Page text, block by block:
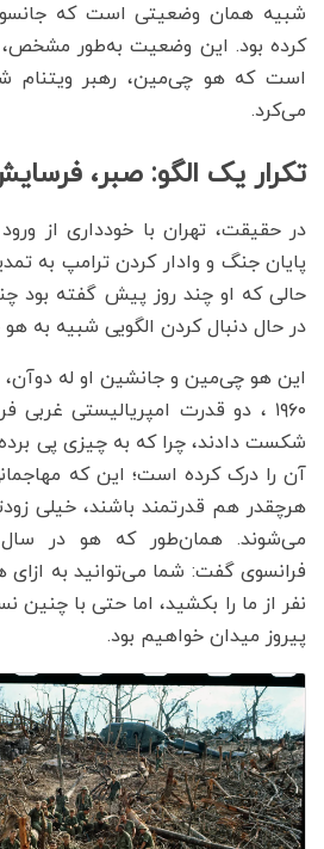
شبیه همان وضعیتی است که
کرده بود. این وضعیت به‌طور مشخص،
است که هو چی‌مین، رهبر ویتنام
می‌کرد.
تکرار یک الگو: صبر،
در حقیقت، تهران با خودداری از
پایان جنگ و وادار کردن ترامپ به
حالی که او چند روز پیش گفته بود
در حال دنبال کردن الگویی شبیه به
این هو چی‌مین و جانشین او له دوآن،
۱۹۶۰ ، دو قدرت امپریالیستی
شکست دادند، چرا که به چیزی پی
آن را درک کرده است؛ این که
هرچقدر هم قدرتمند باشند، خیلی
فرانسوی گفت: شما می‌توانید به ازای
نفر از ما را بکشید، اما حتی با چنین
پیروز میدان خواهیم بود.